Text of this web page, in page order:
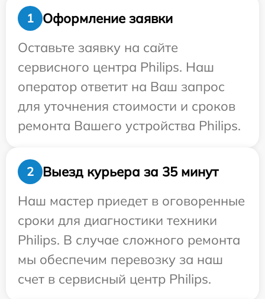
1
Оформление заявки
Оставьте заявку на сайте
сервисного центра Philips. Наш
оператор ответит на Ваш запрос
для уточнения стоимости и сроков
ремонта Вашего устройства Philips.
2
Выезд курьера за 35 минут
Наш мастер приедет в оговоренные
сроки для диагностики техники
Philips. В случае сложного ремонта
мы обеспечим перевозку за наш
счет в сервисный центр Philips.